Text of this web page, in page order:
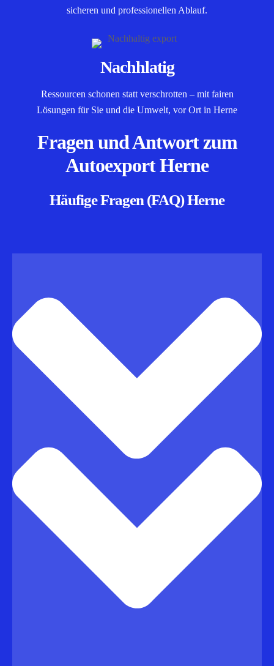
Fragen und Antwort zum
Autoexport Herne
Häufige Fragen (FAQ) Herne
sicheren und professionellen Ablauf.
Nachhlatig
Ressourcen schonen statt verschrotten – mit fairen
Lösungen für Sie und die Umwelt, vor Ort in Herne